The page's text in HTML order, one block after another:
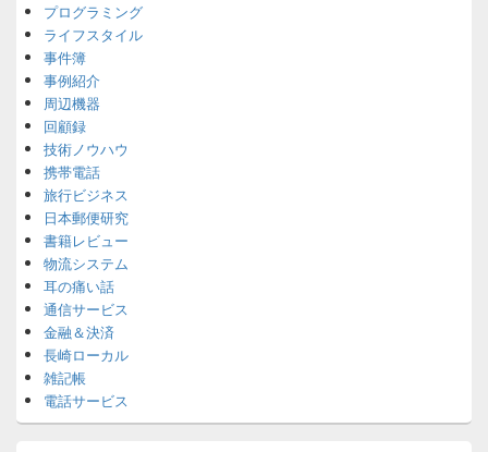
プログラミング
ライフスタイル
事件簿
事例紹介
周辺機器
回顧録
技術ノウハウ
携帯電話
旅行ビジネス
日本郵便研究
書籍レビュー
物流システム
耳の痛い話
通信サービス
金融＆決済
長崎ローカル
雑記帳
電話サービス